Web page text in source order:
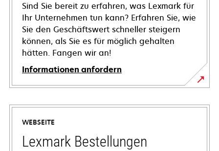
Sind Sie bereit zu erfahren, was Lexmark für
Ihr Unternehmen tun kann? Erfahren Sie, wie
Sie den Geschäftswert schneller steigern
können, als Sie es für möglich gehalten
hätten. Fangen wir an!
Informationen anfordern
WEBSEITE
Lexmark Bestellungen